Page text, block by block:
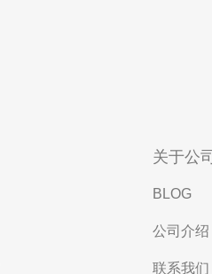
关于公司
BLOG
公司介绍
联系我们